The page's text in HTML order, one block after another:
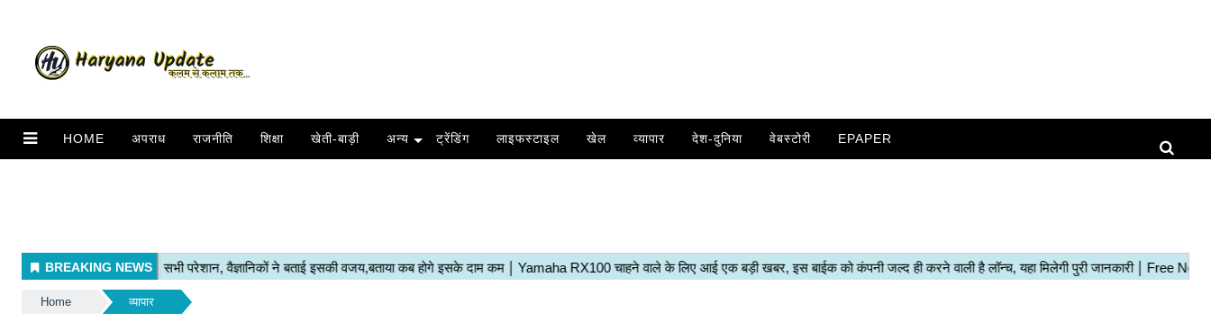
HOME अपराध राजनीति शिक्षा खेती-बाड़ी अन्य ट्रेंडिंग लाइफस्टाइल खेल व्यापार देश-दुनिया वेबस्टोरी EPAPER
Home व्यापार